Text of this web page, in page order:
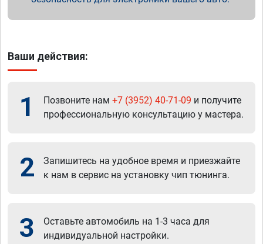
Ваши действия:
1 Позвоните нам +7 (3952) 40-71-09 и получите
профессиональную консультацию у мастера.
2
Запишитесь на удобное время и приезжайте
к нам в сервис на установку чип тюнинга.
3
Оставьте автомобиль на 1-3 часа для
индивидуальной настройки.